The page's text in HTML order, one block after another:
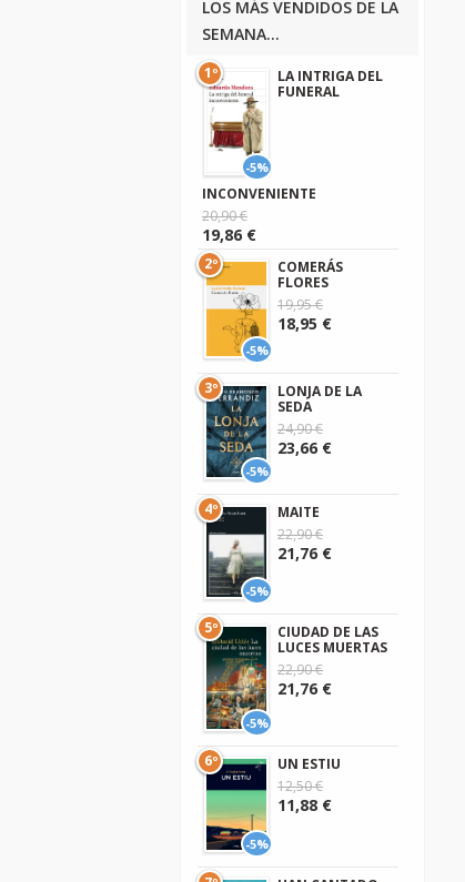
LOS MÁS VENDIDOS DE LA
SEMANA...
-5%
1º
LA INTRIGA DEL
FUNERAL
INCONVENIENTE
20,90 €
19,86 €
-5%
2º
COMERÁS
FLORES
19,95 €
18,95 €
-5%
3º
LONJA DE LA
SEDA
24,90 €
23,66 €
-5%
4º
MAITE
22,90 €
21,76 €
-5%
5º
CIUDAD DE LAS
LUCES MUERTAS
22,90 €
21,76 €
-5%
6º
UN ESTIU
12,50 €
11,88 €